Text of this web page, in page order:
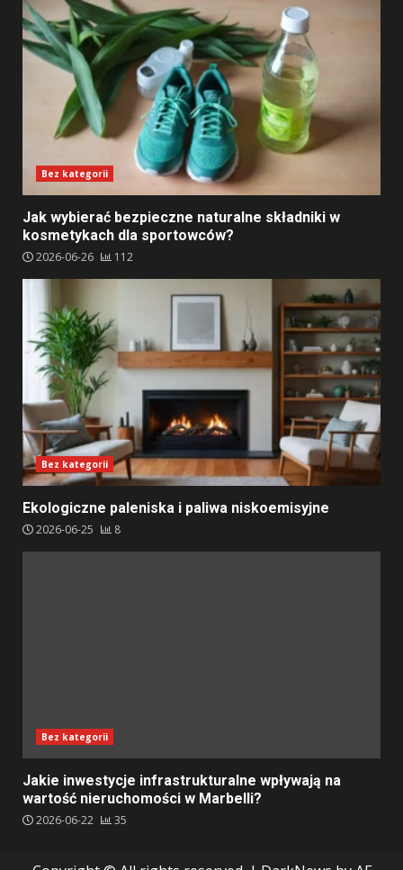
Bez kategorii
Jak wybierać bezpieczne naturalne składniki w
kosmetykach dla sportowców?
2026-06-26 112
Bez kategorii
Ekologiczne paleniska i paliwa niskoemisyjne
2026-06-25 8
Bez kategorii
Jakie inwestycje infrastrukturalne wpływają na
wartość nieruchomości w Marbelli?
2026-06-22 35